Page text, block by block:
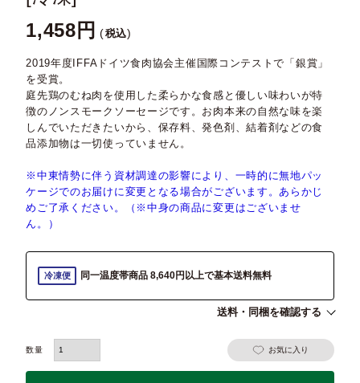
1,458 税込
2019年度IFFAドイツ食肉協会主催国際コンテストで「銀賞」
を受賞。
庭先鶏のむね肉を使用した柔らかな食感と優しい味わいが特
徴のノンスモークソーセージです。お肉本来の自然な味を楽
しんでいただきたいから、保存料、発色剤、結着剤などの食
品添加物は一切使っていません。
※中東情勢に伴う資材調達の影響により、一時的に無地パッ
ケージでのお届けに変更となる場合がございます。あらかじ
めご了承ください。（※中身の商品に変更はございませ
ん。）
冷凍便 同一温度帯商品 8,640円以上で基本送料無料
送料・同梱を確認する
お気に入り